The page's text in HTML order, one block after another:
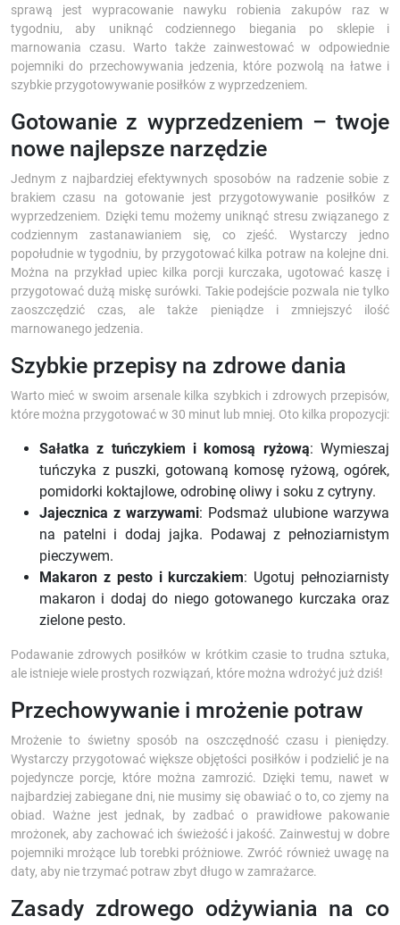
sprawą jest wypracowanie nawyku robienia zakupów raz w
tygodniu, aby uniknąć codziennego biegania po sklepie i
marnowania czasu. Warto także zainwestować w odpowiednie
pojemniki do przechowywania jedzenia, które pozwolą na łatwe i
szybkie przygotowywanie posiłków z wyprzedzeniem.
Gotowanie z wyprzedzeniem – twoje
nowe najlepsze narzędzie
Jednym z najbardziej efektywnych sposobów na radzenie sobie z
brakiem czasu na gotowanie jest przygotowywanie posiłków z
wyprzedzeniem. Dzięki temu możemy uniknąć stresu związanego z
codziennym zastanawianiem się, co zjeść. Wystarczy jedno
popołudnie w tygodniu, by przygotować kilka potraw na kolejne dni.
Można na przykład upiec kilka porcji kurczaka, ugotować kaszę i
przygotować dużą miskę surówki. Takie podejście pozwala nie tylko
zaoszczędzić czas, ale także pieniądze i zmniejszyć ilość
marnowanego jedzenia.
Szybkie przepisy na zdrowe dania
Warto mieć w swoim arsenale kilka szybkich i zdrowych przepisów,
które można przygotować w 30 minut lub mniej. Oto kilka propozycji:
Sałatka z tuńczykiem i komosą ryżową: Wymieszaj
tuńczyka z puszki, gotowaną komosę ryżową, ogórek,
pomidorki koktajlowe, odrobinę oliwy i soku z cytryny.
Jajecznica z warzywami: Podsmaż ulubione warzywa
na patelni i dodaj jajka. Podawaj z pełnoziarnistym
pieczywem.
Makaron z pesto i kurczakiem: Ugotuj pełnoziarnisty
makaron i dodaj do niego gotowanego kurczaka oraz
zielone pesto.
Podawanie zdrowych posiłków w krótkim czasie to trudna sztuka,
ale istnieje wiele prostych rozwiązań, które można wdrożyć już dziś!
Przechowywanie i mrożenie potraw
Mrożenie to świetny sposób na oszczędność czasu i pieniędzy.
Wystarczy przygotować większe objętości posiłków i podzielić je na
pojedyncze porcje, które można zamrozić. Dzięki temu, nawet w
najbardziej zabiegane dni, nie musimy się obawiać o to, co zjemy na
obiad. Ważne jest jednak, by zadbać o prawidłowe pakowanie
mrożonek, aby zachować ich świeżość i jakość. Zainwestuj w dobre
pojemniki mrożące lub torebki próżniowe. Zwróć również uwagę na
daty, aby nie trzymać potraw zbyt długo w zamrażarce.
Zasady zdrowego odżywiania na co